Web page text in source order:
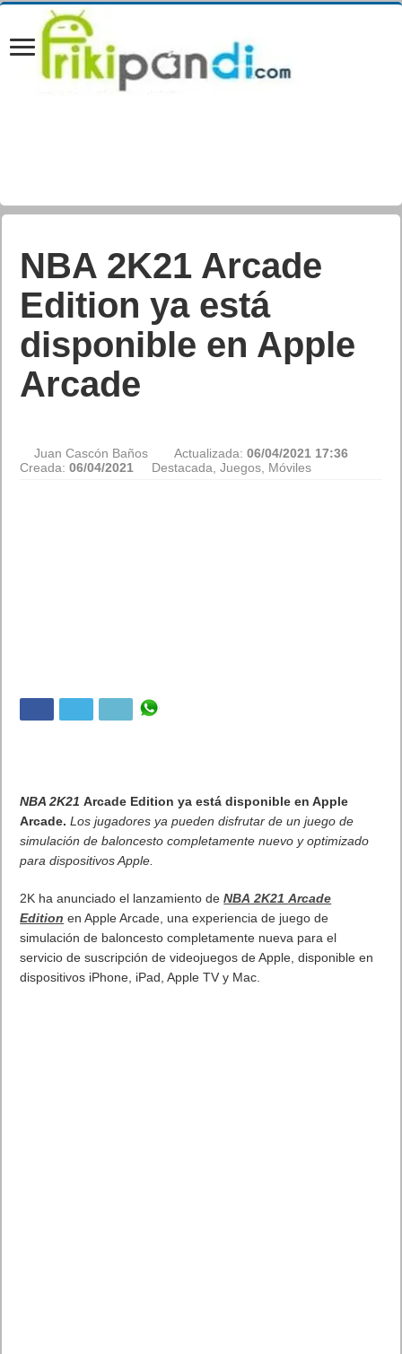
NBA 2K21 Arcade
Edition ya está
disponible en Apple
Arcade
Juan Cascón Baños Actualizada:06/04/2021 17:36
Creada:06/04/2021 Destacada ,Juegos ,Móviles
NBA 2K21Arcade Edition ya está disponible en Apple
Arcade.Los jugadores ya pueden disfrutar de un juego de
simulación de baloncesto completamente nuevo y optimizado
para dispositivos Apple.
2K ha anunciado el lanzamiento deNBA2K21Arcade
Editionen Apple Arcade, una experiencia de juego de
simulación de baloncesto completamente nueva para el
servicio de suscripción de videojuegos de Apple, disponible en
dispositivos iPhone, iPad, Apple TV y Mac.